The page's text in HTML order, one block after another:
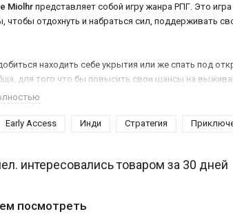
Miolhr представляет собой игру жанра РПГ. Это
чтобы отдохнуть и набраться сил, поддерживать
находить себе укрытия или же спать под
для того что бы повысить свои шансы на
Early Access Инди Стратегия
интересовались товаром за 30 дней
посмотреть